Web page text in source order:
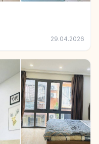
29.04.2026